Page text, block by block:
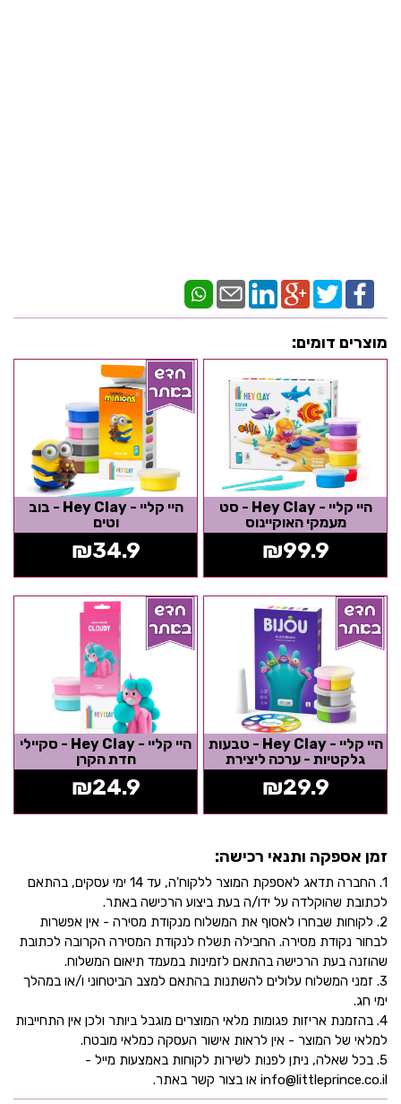
מוצרים דומים:
היי קליי - Hey Clay - סט
מעמקי האוקיינוס
₪99.9
היי קליי - Hey Clay - בוב
וטים
₪34.9
היי קליי - Hey Clay - טבעות
גלקטיות - ערכה ליצירת
תכשיטים מחימר צבעוני
₪29.9
היי קליי - Hey Clay - סקיילי
חדת הקרן
₪24.9
זמן אספקה ותנאי רכישה:
1. החברה תדאג לאספקת המוצר ללקוח'ה, עד 14 ימי עסקים, בהתאם
לכתובת שהוקלדה על ידו/ה בעת ביצוע הרכישה באתר.
2. לקוחות שבחרו לאסוף את המשלוח מנקודת מסירה - אין אפשרות
לבחור נקודת מסירה. החבילה תשלח לנקודת המסירה הקרובה לכתובת
שהוזנה בעת הרכישה בהתאם לזמינות במעמד תיאום המשלוח.
3. זמני המשלוח עלולים להשתנות בהתאם למצב הביטחוני ו/או במהלך
ימי חג.
4. בהזמנת אריזות פגומות מלאי המוצרים מוגבל ביותר ולכן אין התחייבות
למלאי של המוצר - אין לראות אישור העסקה כמלאי מובטח.
5. בכל שאלה, ניתן לפנות לשירות לקוחות באמצעות מייל -
info@littleprince.co.il או בצור קשר באתר.